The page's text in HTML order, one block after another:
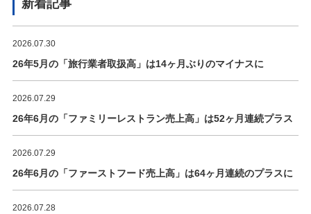
新着記事
2026.07.30
26年5月の「旅行業者取扱高」は14ヶ月ぶりのマイナスに
2026.07.29
26年6月の「ファミリーレストラン売上高」は52ヶ月連続プラス
2026.07.29
26年6月の「ファーストフード売上高」は64ヶ月連続のプラスに
2026.07.28